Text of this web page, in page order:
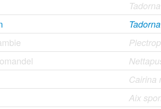
Cairina
Aix